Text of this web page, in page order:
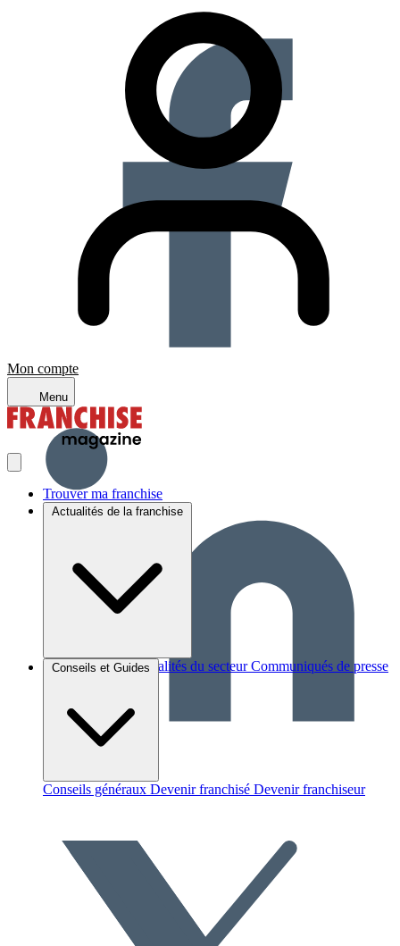
Mon compte
Menu
Trouver ma franchise
Actualités de la franchise
Brèves et actus Actualités du secteur Communiqués de presse
Conseils et Guides
Conseils généraux Devenir franchisé Devenir franchiseur